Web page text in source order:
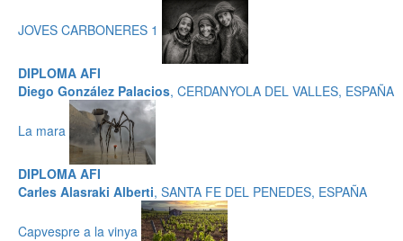
JOVES CARBONERES 1
DIPLOMA AFI
Diego González Palacios, CERDANYOLA DEL VALLES, ESPAÑA
La mara
DIPLOMA AFI
Carles Alasraki Alberti, SANTA FE DEL PENEDES, ESPAÑA
Capvespre a la vinya